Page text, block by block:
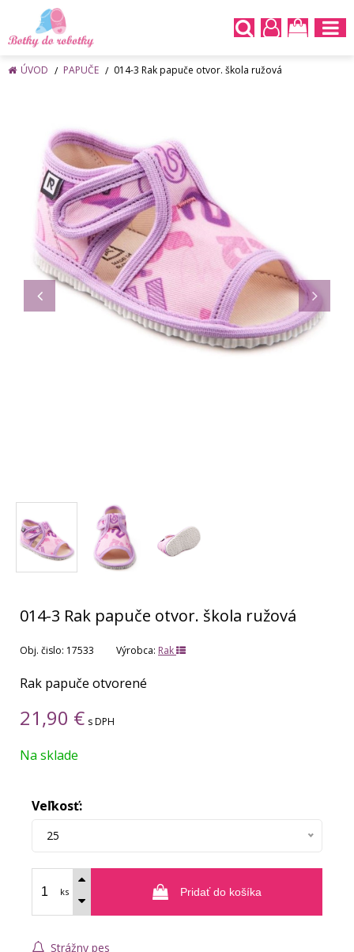
ÚVOD PAPUČE 014-3 Rak papuče otvor. škola ružová
014-3 Rak papuče otvor. škola ružová
Obj. čislo: 17533 Výrobca: Rak
Rak papuče otvorené
21,90 € s DPH
Na sklade
Veľkosť:
25
ks Pridať do košíka
Strážny pes